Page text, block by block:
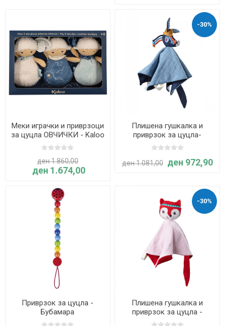
Меки играчки и приврзоци
за цуцла ОВЧИЧКИ - Kaloo
ден 1.860,00
ден 1.674,00
-30%
Плишена гушкалка и
приврзок за цуцла-
ИГНАС - Lilliputiens
ден 1.081,00 ден 972,90
Приврзок за цуцла -
Бубамара
-30%
Плишена гушкалка и
приврзок за цуцла -
АЛИС- Lilliputiens